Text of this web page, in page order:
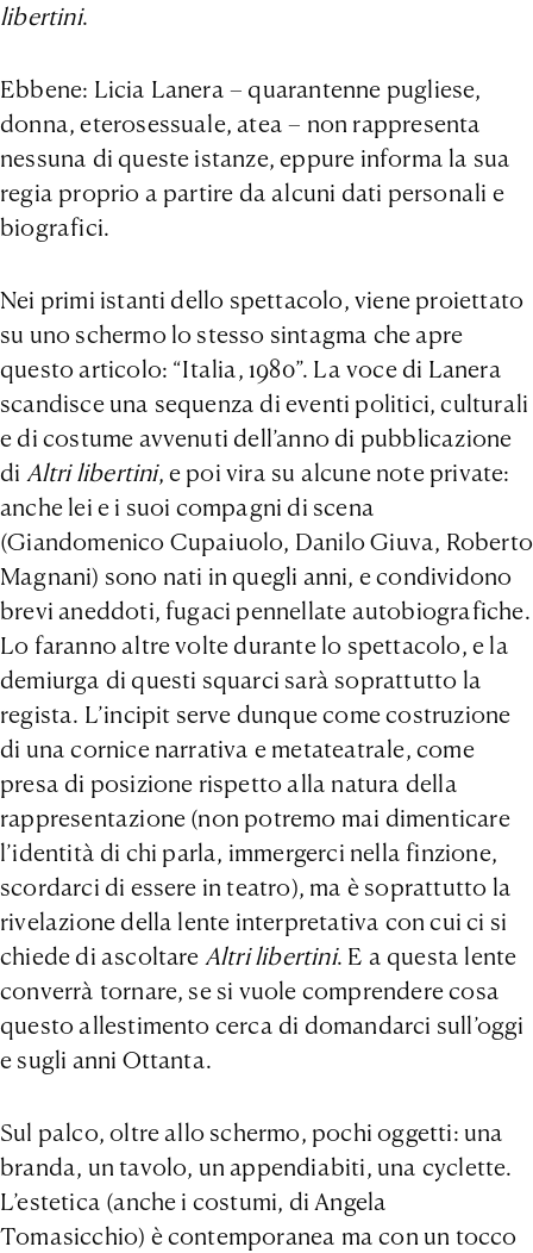
libertini.
Ebbene: Licia Lanera – quarantenne pugliese,
donna, eterosessuale, atea – non rappresenta
nessuna di queste istanze, eppure informa la sua
regia proprio a partire da alcuni dati personali e
biografici.
Nei primi istanti dello spettacolo, viene proiettato
su uno schermo lo stesso sintagma che apre
questo articolo: “Italia, 1980”. La voce di Lanera
scandisce una sequenza di eventi politici, culturali
e di costume avvenuti dell’anno di pubblicazione
di Altri libertini, e poi vira su alcune note private:
anche lei e i suoi compagni di scena
(Giandomenico Cupaiuolo, Danilo Giuva, Roberto
Magnani) sono nati in quegli anni, e condividono
brevi aneddoti, fugaci pennellate autobiografiche.
Lo faranno altre volte durante lo spettacolo, e la
demiurga di questi squarci sarà soprattutto la
regista. L’incipit serve dunque come costruzione
di una cornice narrativa e metateatrale, come
presa di posizione rispetto alla natura della
rappresentazione (non potremo mai dimenticare
l’identità di chi parla, immergerci nella finzione,
scordarci di essere in teatro), ma è soprattutto la
rivelazione della lente interpretativa con cui ci si
chiede di ascoltare Altri libertini. E a questa lente
converrà tornare, se si vuole comprendere cosa
questo allestimento cerca di domandarci sull’oggi
e sugli anni Ottanta.
Sul palco, oltre allo schermo, pochi oggetti: una
branda, un tavolo, un appendiabiti, una cyclette.
L’estetica (anche i costumi, di Angela
Tomasicchio) è contemporanea ma con un tocco